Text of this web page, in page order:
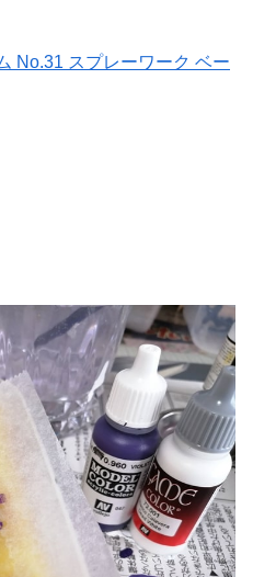
No.31 スプレーワーク ベー